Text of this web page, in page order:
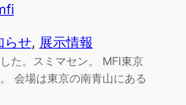
らせ, 展示情報
た。スミマセン。 MFI東京
会場は東京の南青山にある